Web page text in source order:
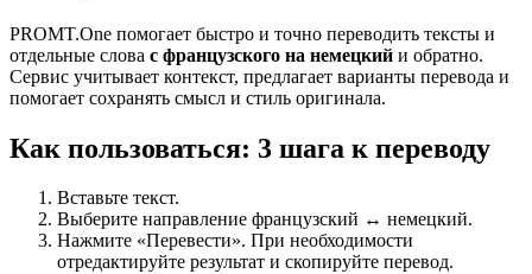
PROMT.One помогает быстро и точно переводить тексты и
отдельные слова с французского на немецкий и обратно.
Сервис учитывает контекст, предлагает варианты перевода и
помогает сохранять смысл и стиль оригинала.
Как пользоваться: 3 шага к переводу
Вставьте текст.
Выберите направление французский ↔ немецкий.
Нажмите «Перевести». При необходимости
отредактируйте результат и скопируйте перевод.